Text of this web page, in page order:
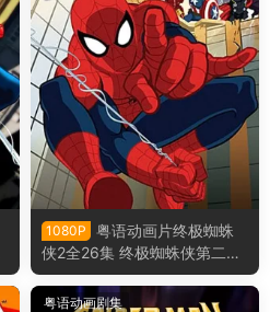
1080P
粤语动画片终极蜘蛛
侠2全26集 终极蜘蛛侠第二季
粤语版
粤语动画剧集